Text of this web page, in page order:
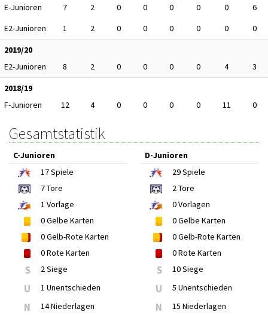
E-Junioren
7 2 0 0 0 0 0
6
E2-Junioren
1 2 0 0 0 0 0
0
2019/20
E2-Junioren
8 2 0 0 0 0 4
3
2018/19
F-Junioren
12 4 0 0 0 0 11 0
Gesamtstatistik
C-Junioren
17Spiele
7Tore
1 Vorlage
0Gelbe Karten
0Gelb-Rote Karten
0Rote Karten
S 2 Siege
U 1 Unentschieden
N 14 Niederlagen
D-Junioren
29Spiele
2Tore
0Vorlagen
0Gelbe Karten
0Gelb-Rote Karten
0Rote Karten
S 10 Siege
U 5 Unentschieden
N 15 Niederlagen